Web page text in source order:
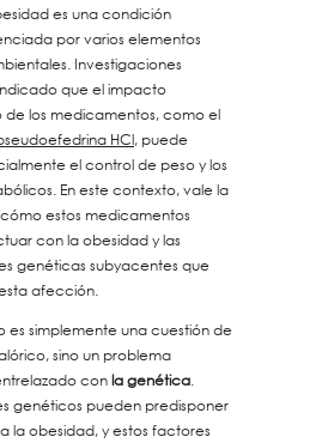
es una condición
por varios elementos
Investigaciones
que el impacto
los medicamentos, como el
HCl, puede
el control de peso y los
En este contexto, vale la
estos medicamentos
con la obesidad y las
genéticas subyacentes que
afección.
es simplemente una cuestión de
sino un problema
conla genética.
genéticos pueden predisponer
la obesidad, y estos factores